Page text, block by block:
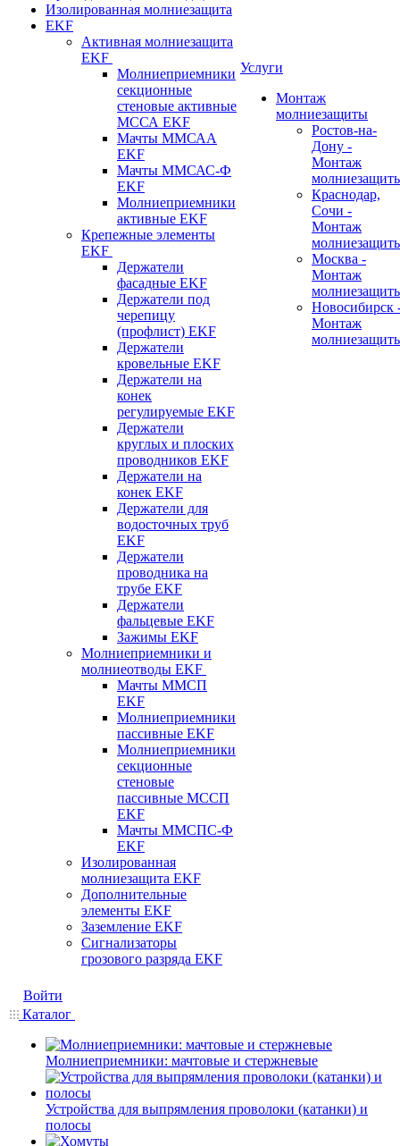
Изолированная молниезащита
EKF
Активная молниезащита
EKF
Молниеприемники
секционные
стеновые активные
МССА EKF
Мачты ММСАА
EKF
Мачты ММСАС-Ф
EKF
Молниеприемники
активные EKF
Крепежные элементы
EKF
Держатели
фасадные EKF
Держатели под
черепицу
(профлист) EKF
Держатели
кровельные EKF
Держатели на
конек
регулируемые EKF
Держатели
круглых и плоских
проводников EKF
Держатели на
конек EKF
Держатели для
водосточных труб
EKF
Держатели
проводника на
трубе EKF
Держатели
фальцевые EKF
Зажимы EKF
Молниеприемники и
молниеотводы EKF
Мачты ММСП
EKF
Молниеприемники
пассивные EKF
Молниеприемники
секционные
стеновые
пассивные МССП
EKF
Мачты ММСПС-Ф
EKF
Изолированная
молниезащита EKF
Дополнительные
элементы EKF
Заземление EKF
Сигнализаторы
грозового разряда EKF
Услуги
Монтаж
молниезащиты
Ростов-на-
Дону -
Монтаж
Краснодар,
Сочи -
Монтаж
Москва -
Монтаж
Новосибирск
Монтаж
Войти
Каталог
Молниеприемники: мачтовые и стержневые
Устройства для выпрямления проволоки (катанки) и
полосы